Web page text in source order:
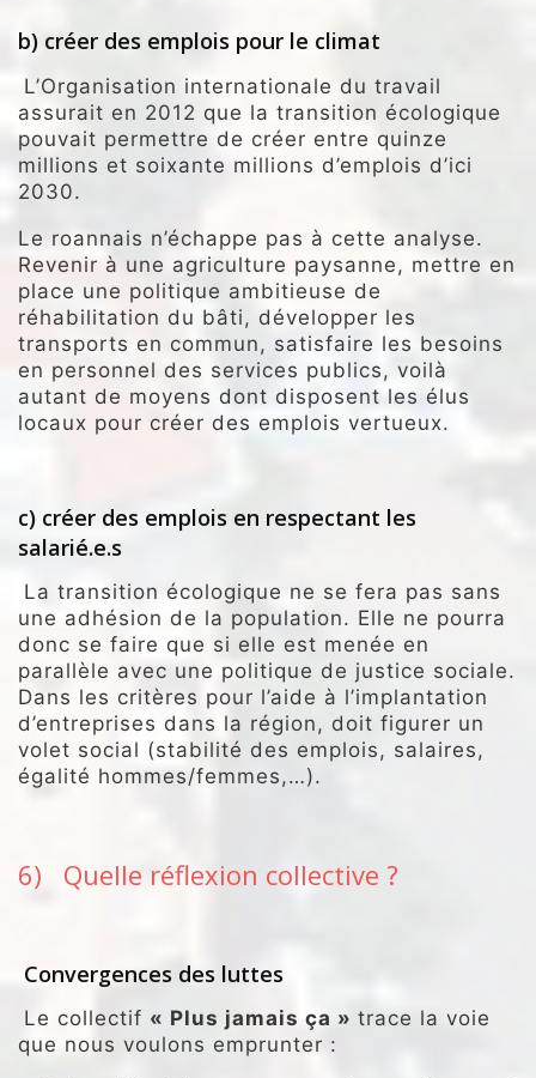
b) créer des emplois pour le climat
L’Organisation internationale du travail
assurait en 2012 que la transition écologique
pouvait permettre de créer entre quinze
millions et soixante millions d’emplois d’ici
2030.
Le roannais n’échappe pas à cette analyse.
Revenir à une agriculture paysanne, mettre en
place une politique ambitieuse de
réhabilitation du bâti, développer les
transports en commun, satisfaire les besoins
en personnel des services publics, voilà
autant de moyens dont disposent les élus
locaux pour créer des emplois vertueux.
c) créer des emplois en respectant les
salarié.e.s
La transition écologique ne se fera pas sans
une adhésion de la population. Elle ne pourra
donc se faire que si elle est menée en
parallèle avec une politique de justice sociale.
Dans les critères pour l’aide à l’implantation
d’entreprises dans la région, doit figurer un
volet social (stabilité des emplois, salaires,
égalité hommes/femmes,…).
6) Quelle réflexion collective ?
Convergences des luttes
Le collectif « Plus jamais ça » trace la voie
que nous voulons emprunter :